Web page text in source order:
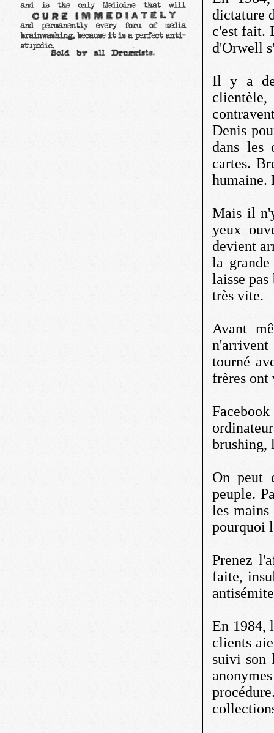
dictature
c'est fait.
d'Orwell
Il y a
Denis
dans les
cartes.
humaine.
Mais il
yeux
devient
la
laisse
très vite.
Avant
tourné
frères ont
brushing,
On peut
peuple.
les mains
pourquoi
Prenez
faite,
En 1984,
clients
suivi son